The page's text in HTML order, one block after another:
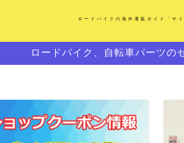
ロードバイクの海外通販ガイド「サ
ロードバイク、自転車パーツの